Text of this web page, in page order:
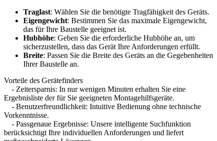
Traglast: Wählen Sie die benötigte Tragfähigkeit des Geräts.
Eigengewicht: Bestimmen Sie das maximale Eigengewicht,
das für Ihre Baustelle geeignet ist.
Hubhöhe: Geben Sie die erforderliche Hubhöhe an, um
sicherzustellen, dass das Gerät Ihre Anforderungen erfüllt.
Breite: Passen Sie die Breite des Geräts an die Gegebenheiten
Ihrer Baustelle an.
Vorteile des Gerätefinders
- Zeitersparnis: In nur wenigen Minuten erhalten Sie eine
Ergebnisliste der für Sie geeigneten Montagehilfsgeräte.
- Benutzerfreundlichkeit: Intuitive Bedienung ohne technische
Vorkenntnisse.
- Passgenaue Ergebnisse: Unsere intelligente Suchfunktion
berücksichtigt Ihre individuellen Anforderungen und liefert